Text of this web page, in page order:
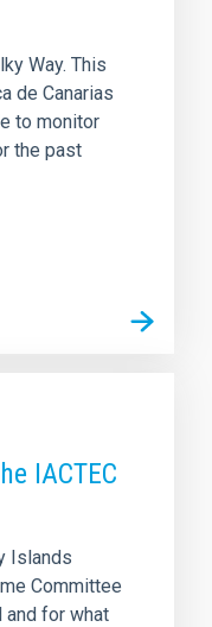
Way. This
de Canarias
to monitor
the past
IACTEC
Islands
Committee
and for what